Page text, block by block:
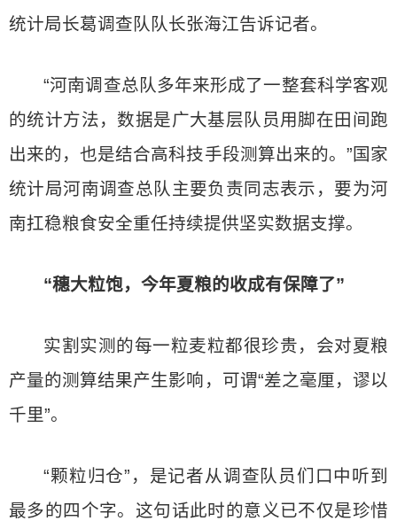
统计局长葛调查队队长张海江告诉记者。
“河南调查总队多年来形成了一整套科学客观
的统计方法，数据是广大基层队员用脚在田间跑
出来的，也是结合高科技手段测算出来的。”国家
统计局河南调查总队主要负责同志表示，要为河
南扛稳粮食安全重任持续提供坚实数据支撑。
“穗大粒饱，今年夏粮的收成有保障了”
实割实测的每一粒麦粒都很珍贵，会对夏粮
产量的测算结果产生影响，可谓“差之毫厘，谬以
千里”。
“颗粒归仓”，是记者从调查队员们口中听到
最多的四个字。这句话此时的意义已不仅是珍惜